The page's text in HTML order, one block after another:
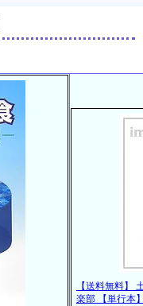
【送料無料】
楽部 【単行本